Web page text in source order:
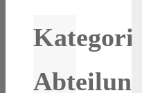
Kategorie: